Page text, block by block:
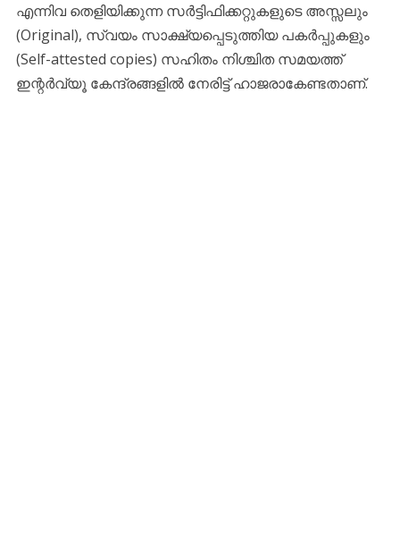
എന്നിവ തെളിയിക്കുന്ന സർട്ടിഫിക്കറ്റുകളുടെ അസ്സലും
(Original), സ്വയം സാക്ഷ്യപ്പെടുത്തിയ പകർപ്പുകളും
(Self-attested copies) സഹിതം നിശ്ചിത സമയത്ത്
ഇന്റർവ്യൂ കേന്ദ്രങ്ങളിൽ നേരിട്ട് ഹാജരാകേണ്ടതാണ്.